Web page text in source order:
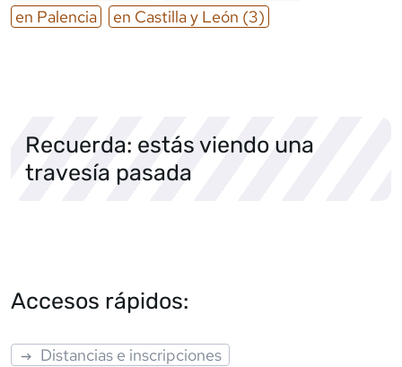
en Palencia en Castilla y León (3)
Recuerda: estás viendo una
travesía pasada
Accesos rápidos:
Distancias e inscripciones